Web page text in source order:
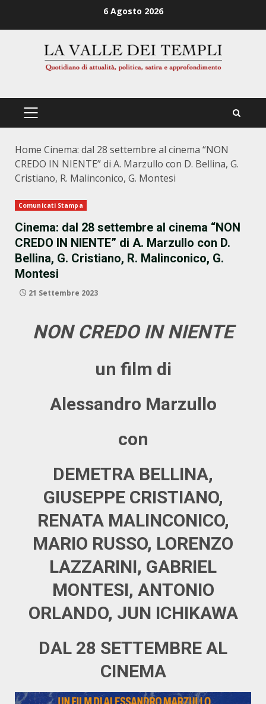
6 Agosto 2026
PRIMÄRES
Home Cinema: dal 28 settembre al cinema “NON
CREDO IN NIENTE” di A. Marzullo con D. Bellina, G.
Cristiano, R. Malinconico, G. Montesi
Comunicati Stampa
Cinema: dal 28 settembre al cinema “NON
CREDO IN NIENTE” di A. Marzullo con D.
Bellina, G. Cristiano, R. Malinconico, G.
Montesi
21 Settembre 2023
NON CREDO IN NIENTE
un film di
Alessandro Marzullo
con
DEMETRA BELLINA,
GIUSEPPE CRISTIANO,
RENATA MALINCONICO,
MARIO RUSSO, LORENZO
LAZZARINI, GABRIEL
MONTESI, ANTONIO
ORLANDO, JUN ICHIKAWA
DAL 28 SETTEMBRE AL
CINEMA